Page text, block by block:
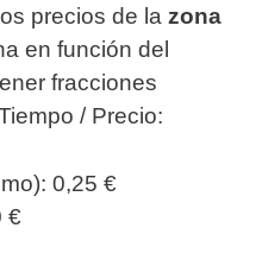
precios de la zona
en función del
fracciones
/ Precio:
0,25 €
€